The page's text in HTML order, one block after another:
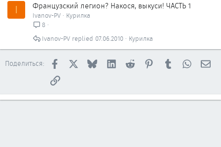
I Французский легион? Накося, выкуси! ЧАСТЬ 1
Ivanov-PV
Курилка
8
Курилка
07.06.2010
Ivanov-PV
Поделиться: Facebook BlueskyLinkedInReddit PinterestTumblr
Ссылка